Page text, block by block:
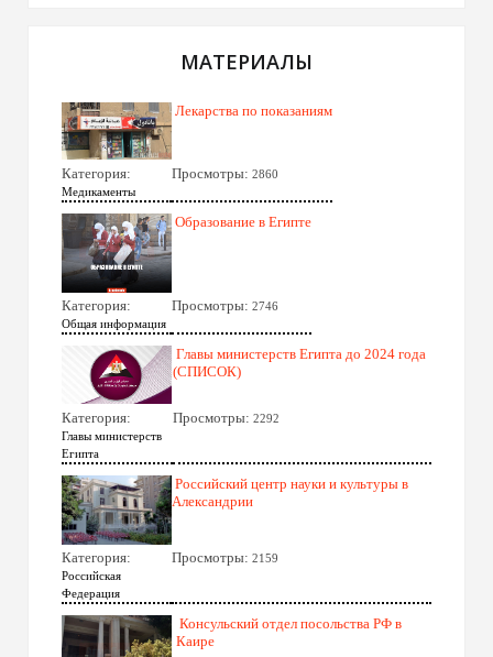
МАТЕРИАЛЫ
Лекарства по показаниям
Категория:
Медикаменты
Просмотры: 2860
Образование в Египте
Категория:
Общая информация
Просмотры: 2746
Главы министерств Египта до 2024 года
(СПИСОК)
Категория:
Главы министерств
Египта
Просмотры: 2292
Российский центр науки и культуры в
Александрии
Категория:
Российская
Федерация
Просмотры: 2159
Консульский отдел посольства РФ в
Каире